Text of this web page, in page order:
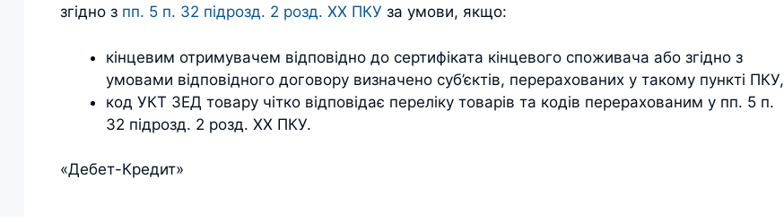
згідно з пп. 5 п. 32 підрозд. 2 розд. XX ПКУ за умови, якщо:
кінцевим отримувачем відповідно до сертифіката кінцевого споживача або згідно з
умовами відповідного договору визначено суб’єктів, перерахованих у такому пункті ПКУ,
код УКТ ЗЕД товару чітко відповідає переліку товарів та кодів перерахованим у пп. 5 п.
32 підрозд. 2 розд. XX ПКУ.
«Дебет-Кредит»